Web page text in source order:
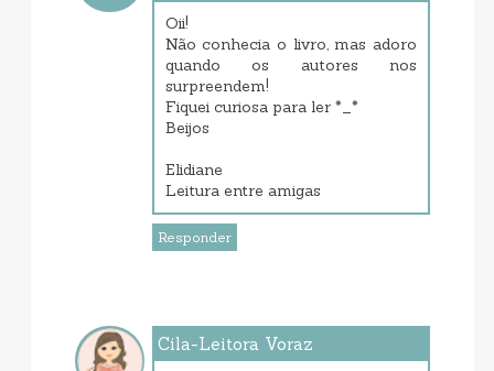
Oii!
Não conhecia o livro, mas adoro
quando os autores nos
surpreendem!
Fiquei curiosa para ler *_*
Beijos
Elidiane
Leitura entre amigas
Responder
Cila-Leitora Voraz